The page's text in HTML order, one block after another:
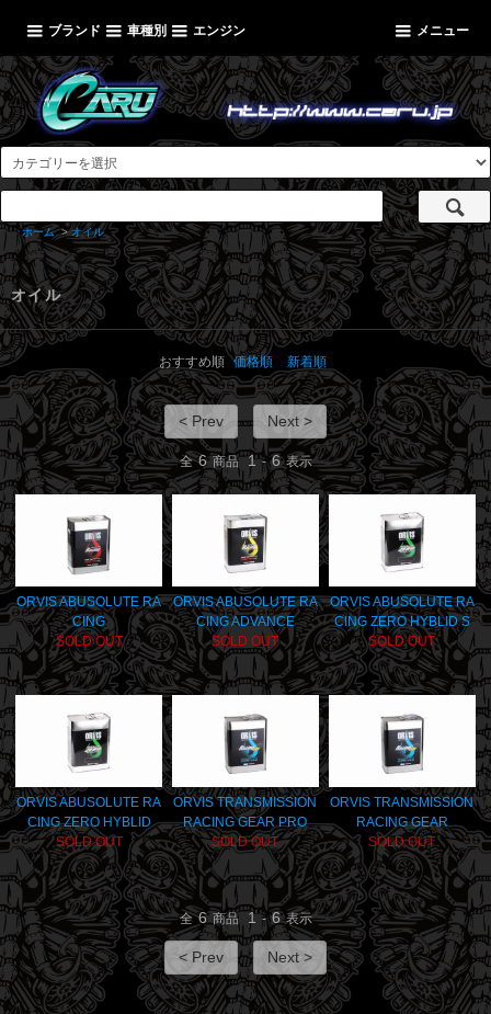
ブランド 車種別 エンジン メニュー
ホーム >オイル
オイル
おすすめ順 価格順 新着順
< Prev Next >
全 6 商品 1 - 6 表示
ORVIS ABUSOLUTE RA
CING
SOLD OUT
ORVIS ABUSOLUTE RA
CING ADVANCE
SOLD OUT
ORVIS ABUSOLUTE RA
CING ZERO HYBLID S
SOLD OUT
ORVIS ABUSOLUTE RA
CING ZERO HYBLID
SOLD OUT
ORVIS TRANSMISSION
RACING GEAR PRO
SOLD OUT
ORVIS TRANSMISSION
RACING GEAR
SOLD OUT
全 6 商品 1 - 6 表示
< Prev Next >